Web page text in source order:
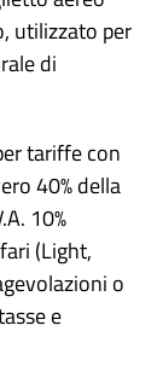
utilizzato per
di
tariffe con
40% della
10%
(Light,
o
e